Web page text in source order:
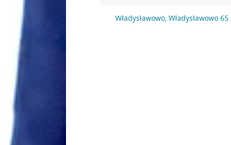
Władysławowo, Władysławowo 65